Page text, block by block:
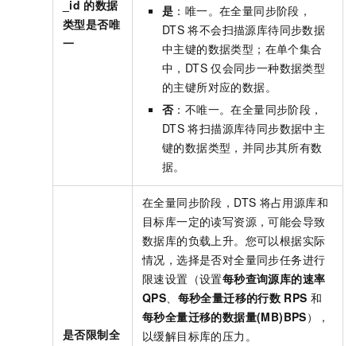
_id 的数据
类型是否唯
一
是 ：唯一。在全量同步阶段，
DTS 将不会扫描源库待同步数据
中主键的数据类型；在单个集合
中，DTS 仅会同步一种数据类型
的主键所对应的数据。
否：不唯一。在全量同步阶段，
DTS 将扫描源库待同步数据中主
键的数据类型，并同步其所有数
据。
是否限制全
在全量同步阶段，DTS 将占用源库和
目标库一定的读写资源，可能会导致
数据库的负载上升。您可以根据实际
情况，选择是否对全量同步任务进行
限速设置（设置每秒查询源库的速率
QPS
每秒全量迁移的行数 RPS 和
每秒全量迁移的数据量(MB)BPS），
以缓解目标库的压力。